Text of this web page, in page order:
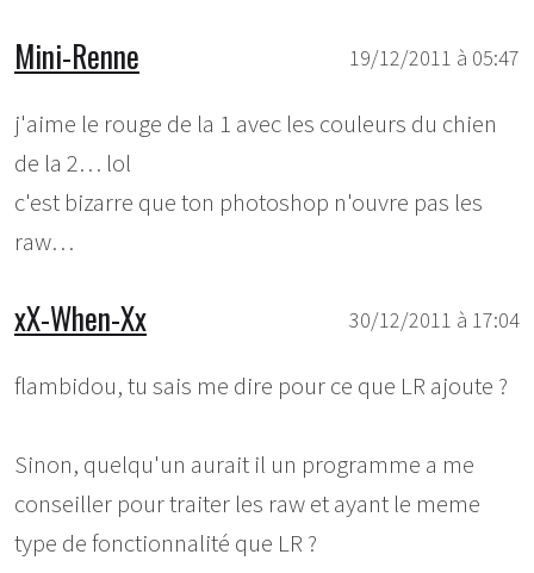
19/12/2011 à 05:47
Mini-Renne
j'aime le rouge de la 1 avec les couleurs du chien
de la 2… lol
c'est bizarre que ton photoshop n'ouvre pas les
raw…
30/12/2011 à 17:04
xX-When-Xx
flambidou, tu sais me dire pour ce que LR ajoute ?
Sinon, quelqu'un aurait il un programme a me
conseiller pour traiter les raw et ayant le meme
type de fonctionnalité que LR ?